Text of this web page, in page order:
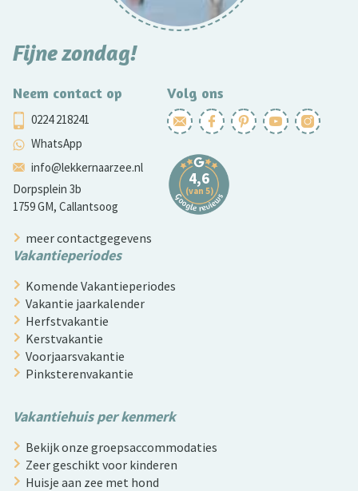
Fijne zondag!
Neem contact op
0224 218241
WhatsApp
info@lekkernaarzee.nl
Dorpsplein 3b
1759 GM, Callantsoog
Volg ons
meer contactgegevens
Vakantieperiodes
Komende Vakantieperiodes
Vakantie jaarkalender
Herfstvakantie
Kerstvakantie
Voorjaarsvakantie
Pinksterenvakantie
Vakantiehuis per kenmerk
Bekijk onze groepsaccommodaties
Zeer geschikt voor kinderen
Huisje aan zee met hond